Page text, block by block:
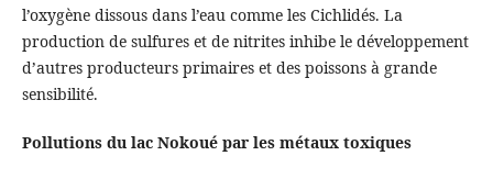
l’oxygène dissous dans l’eau comme les Cichlidés. La
production de sulfures et de nitrites inhibe le développement
d’autres producteurs primaires et des poissons à grande
sensibilité.
Pollutions du lac Nokoué par les métaux toxiques